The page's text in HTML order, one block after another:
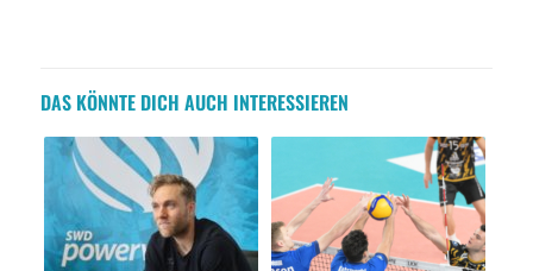
DAS KÖNNTE DICH AUCH INTERESSIEREN